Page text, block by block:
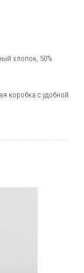
хлопок, 50%
коробка с удобной